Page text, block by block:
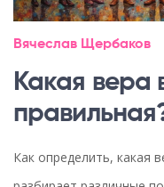
Вячеслав Щербаков
Какая вера
Как определить, какая